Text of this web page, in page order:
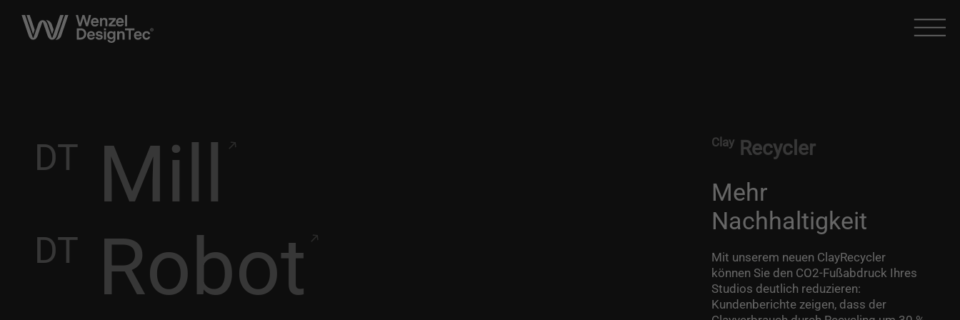
DT Mill
DT Robot
Clay Recycler
Mehr
Nachhaltigkeit
Mit unserem neuen ClayRecycler
können Sie den CO2-Fußabdruck Ihres
Studios deutlich reduzieren:
Kundenberichte zeigen, dass der